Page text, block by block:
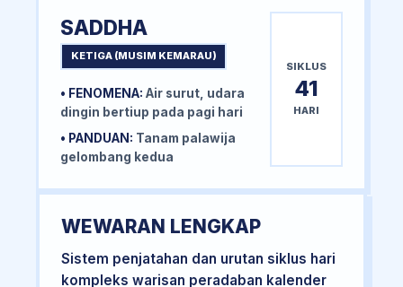
SADDHA
KETIGA (MUSIM KEMARAU)
• FENOMENA: Air surut, udara
dingin bertiup pada pagi hari
• PANDUAN: Tanam palawija
gelombang kedua
SIKLUS
41
HARI
WEWARAN LENGKAP
Sistem penjatahan dan urutan siklus hari
kompleks warisan peradaban kalender